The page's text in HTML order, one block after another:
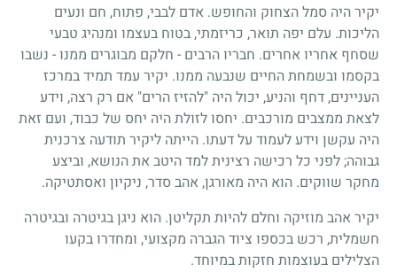
יקיר היה סמל הצחוק והחופש. אדם לבבי, פתוח, חם ונעים
הליכות. עלם יפה תואר, כריזמתי, בטוח בעצמו ומנהיג טבעי
שסחף אחריו אחרים. חבריו הרבים - חלקם מבוגרים ממנו - נשבו
בקסמו ובשמחת החיים שנבעה ממנו. יקיר עמד תמיד במרכז
העניינים, דחף והניע, יכול היה "להזיז הרים" אם רק רצה, וידע
לצאת ממצבים מורכבים. יחסו לזולת היה יחס של כבוד, ועם זאת
היה עקשן וידע לעמוד על דעתו. הייתה ליקיר תודעה צרכנית
גבוהה; לפני כל רכישה רצינית למד היטב את הנושא, וביצע
מחקר שווקים. הוא היה מאורגן, אהב סדר, ניקיון ואסתטיקה.
יקיר אהב מוזיקה וחלם להיות תקליטן. הוא ניגן בגיטרה ובגיטרה
חשמלית, רכש בכספו ציוד הגברה מקצועי, ומחדרו בקעו
הצלילים בעוצמות חזקות במיוחד.